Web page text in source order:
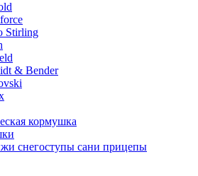
Stirling
& Bender
кормушка
снегоступы сани прицепы